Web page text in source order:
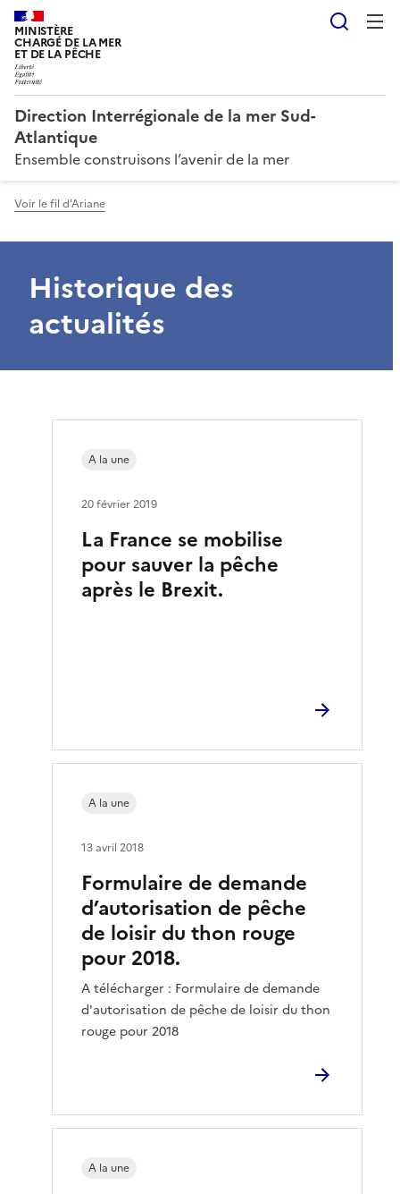
MINISTÈRE
CHARGÉ DE LA MER
ET DE LA PÊCHE
Direction Interrégionale de la mer Sud-
Atlantique
Ensemble construisons l’avenir de la mer
Voir le fil d'Ariane
Historique des
actualités
La France se mobilise
pour sauver la pêche
après le Brexit.
A la une
20 février 2019
Formulaire de demande
d’autorisation de pêche
de loisir du thon rouge
pour 2018.
A télécharger : Formulaire de demande
d'autorisation de pêche de loisir du thon
rouge pour 2018
A la une
13 avril 2018
A la une